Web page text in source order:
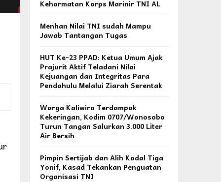
Kehormatan Korps Marinir TNI AL
Menhan Nilai TNI sudah Mampu
Jawab Tantangan Tugas
HUT Ke-23 PPAD: Ketua Umum Ajak
Prajurit Aktif Teladani Nilai
Kejuangan dan Integritas Para
Pendahulu Melalui Ziarah Serentak
Warga Kaliwiro Terdampak
Kekeringan, Kodim 0707/Wonosobo
Turun Tangan Salurkan 3.000 Liter
Air Bersih
Pimpin Sertijab dan Alih Kodal Tiga
Yonif, Kasad Tekankan Penguatan
Organisasi TNI